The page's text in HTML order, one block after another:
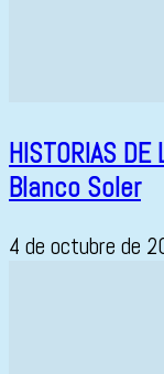
HISTORIAS
Blanco Soler
4 de octubre de